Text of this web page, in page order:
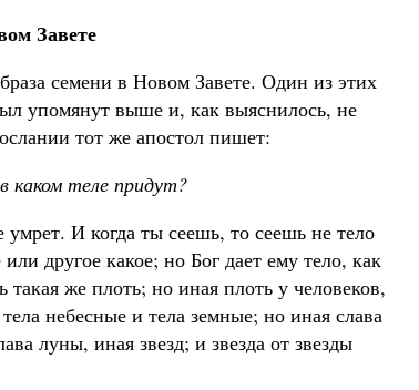
Завете
семени в Новом Завете. Один из этих
упомянут выше и, как выяснилось, не
тот же апостол пишет:
каком теле придут?
И когда ты сеешь, то сеешь не тело
другое какое; но Бог дает ему тело, как
же плоть; но иная плоть у человеков,
небесные и тела земные; но иная слава
луны, иная звезд; и звезда от звезды